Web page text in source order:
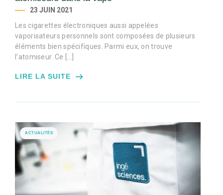
23 JUIN 2021
Les cigarettes électroniques aussi appelées
vaporisateurs personnels sont composées de plusieurs
éléments bien spécifiques. Parmi eux, on trouve
l’atomiseur. Ce […]
LIRE LA SUITE
ACTUALITÉS